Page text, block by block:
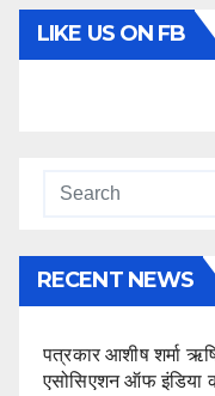
LIKE US ON FB
RECENT NEWS
पत्रकार आशीष शर्मा
एसोसिएशन ऑफ इंडिया